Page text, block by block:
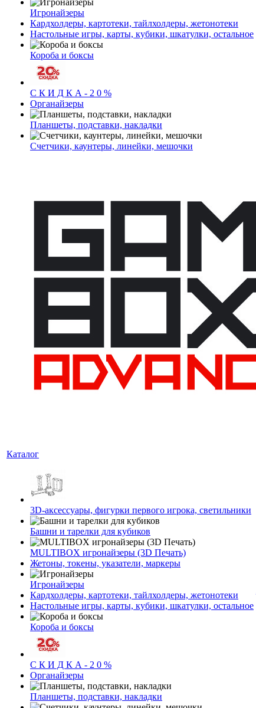
Игронайзеры
Кардхолдеры, картотеки, тайлхолдеры, жетонотеки
Настольные игры, карты, кубики, шкатулки, остальное
Короба и боксы
С К И Д К А - 2 0 %
Органайзеры
Планшеты, подставки, накладки
Счетчики, каунтеры, линейки, мешочки
Каталог
3D-аксессуары, фигурки первого игрока, светильники
Башни и тарелки для кубиков
MULTIBOX игронайзеры (3D Печать)
Жетоны, токены, указатели, маркеры
Игронайзеры
Кардхолдеры, картотеки, тайлхолдеры, жетонотеки
Настольные игры, карты, кубики, шкатулки, остальное
Короба и боксы
С К И Д К А - 2 0 %
Органайзеры
Планшеты, подставки, накладки